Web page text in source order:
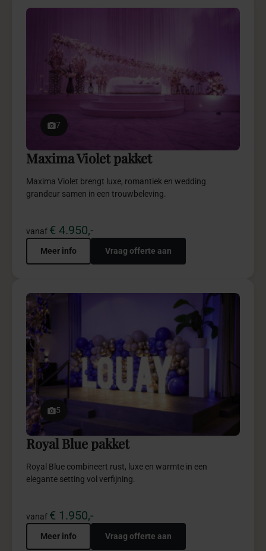
7
Maxima Violet pakket
Maxima Violet brengt luxe, romantiek en wedding
grandeur samen in een trouwbeleving.
vanaf € 4.950,-
Meer info Vraag offerte aan
5
Royal Blue pakket
Royal Blue combineert rust, luxe en warmte in een
elegante setting vol verfijning.
vanaf € 1.950,-
Meer info Vraag offerte aan